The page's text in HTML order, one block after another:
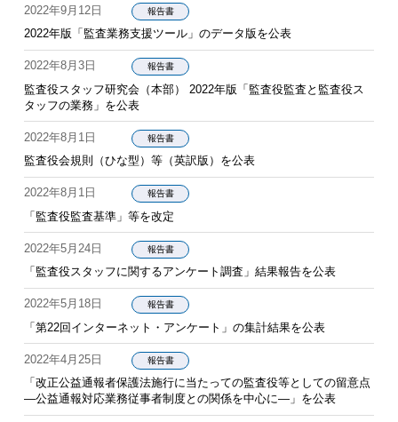
2022年9月12日 報告書
2022年版「監査業務支援ツール」のデータ版を公表
2022年8月3日 報告書
監査役スタッフ研究会（本部） 2022年版「監査役監査と監査役ス
タッフの業務」を公表
2022年8月1日 報告書
監査役会規則（ひな型）等（英訳版）を公表
2022年8月1日 報告書
「監査役監査基準」等を改定
2022年5月24日 報告書
「監査役スタッフに関するアンケート調査」結果報告を公表
2022年5月18日 報告書
「第22回インターネット・アンケート」の集計結果を公表
2022年4月25日 報告書
「改正公益通報者保護法施行に当たっての監査役等としての留意点
―公益通報対応業務従事者制度との関係を中心に―」を公表